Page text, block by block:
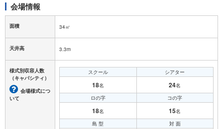
会場情報
面積 34㎡
天井高 3.3m
様式別収容人数
（キャパシティ）
会場様式につ
いて
スクール
18名
シアター
24名
ロの字
18名
コの字
15名
島 型
対 面